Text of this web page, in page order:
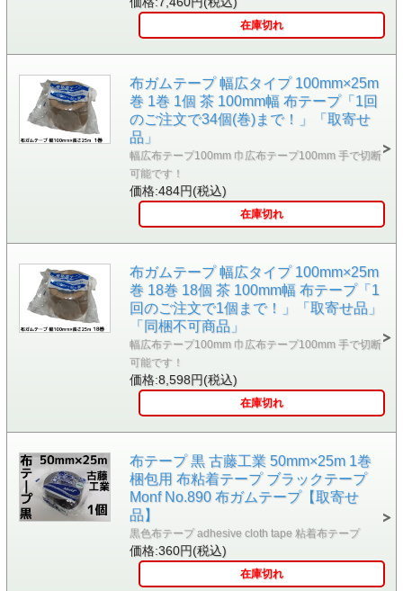
在庫切れ
布ガムテープ 幅広タイプ 100mm×25m
巻 1巻 1個 茶 100mm幅 布テープ「1回
のご注文で34個(巻)まで！」「取寄せ
品」
幅広布テープ100mm 巾広布テープ100mm 手で切断
可能です！
価格:484円(税込)
在庫切れ
布ガムテープ 幅広タイプ 100mm×25m
巻 18巻 18個 茶 100mm幅 布テープ「1
回のご注文で1個まで！」「取寄せ品」
「同梱不可商品」
幅広布テープ100mm 巾広布テープ100mm 手で切断
可能です！
価格:8,598円(税込)
在庫切れ
布テープ 黒 古藤工業 50mm×25m 1巻
梱包用 布粘着テープ ブラックテープ
Monf No.890 布ガムテープ【取寄せ
品】
黒色布テープ adhesive cloth tape 粘着布テープ
価格:360円(税込)
在庫切れ